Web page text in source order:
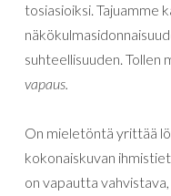
tosiasioiksi. Tajuamme
suhteellisuuden. Tollen
vapaus.
On mieletöntä yrittää
kokonaiskuvan
on vapautta